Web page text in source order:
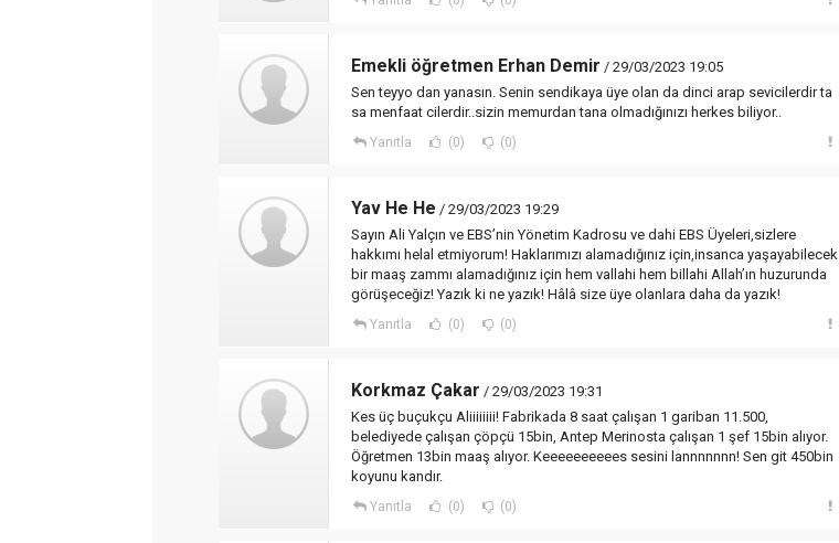
Emekli öğretmen Erhan Demir / 29/03/2023 19:05
Sen teyyo dan yanasın. Senin sendikaya üye olan da dinci arap sevicilerdir ta
sa menfaat cilerdir..sizin memurdan tana olmadığınızı herkes biliyor..
Yanıtla (0) (0)
Yav He He / 29/03/2023 19:29
Sayın Ali Yalçın ve EBS’nin Yönetim Kadrosu ve dahi EBS Üyeleri,sizlere
hakkımı helal etmiyorum! Haklarımızı alamadığınız için,insanca yaşayabilecek
bir maaş zammı alamadığınız için hem vallahi hem billahi Allah’ın huzurunda
görüşeceğiz! Yazık ki ne yazık! Hâlâ size üye olanlara daha da yazık!
Yanıtla (0) (0)
Korkmaz Çakar / 29/03/2023 19:31
Kes üç buçukçu Aliiiiiiii! Fabrikada 8 saat çalışan 1 gariban 11.500,
belediyede çalışan çöpçü 15bin, Antep Merinosta çalışan 1 şef 15bin alıyor.
Öğretmen 13bin maaş alıyor. Keeeeeeeeees sesini lannnnnnn! Sen git 450bin
koyunu kandır.
Yanıtla (0) (0)